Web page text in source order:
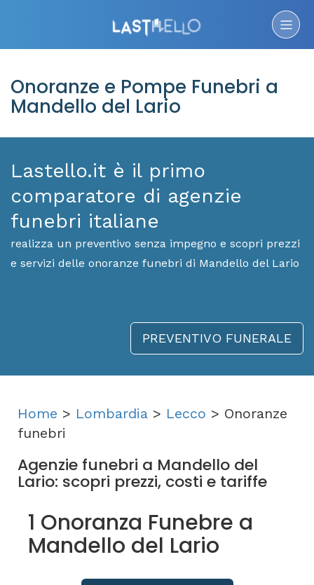
Onoranze e Pompe Funebri a
Mandello del Lario
Lastello.it è il primo
comparatore di agenzie
funebri italiane
realizza un preventivo senza impegno e scopri prezzi
e servizi delle onoranze funebri di Mandello del Lario
PREVENTIVO FUNERALE
Home > Lombardia > Lecco > Onoranze
funebri
Agenzie funebri a Mandello del
Lario: scopri prezzi, costi e tariffe
1 Onoranza Funebre a
Mandello del Lario